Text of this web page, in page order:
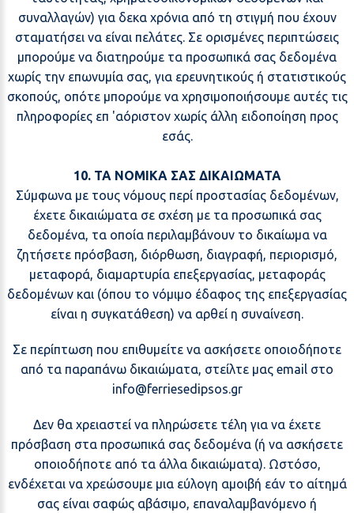
συναλλαγών) για δεκα χρόνια από τη στιγμή που έχουν
σταματήσει να είναι πελάτες. Σε ορισμένες περιπτώσεις
μπορούμε να διατηρούμε τα προσωπικά σας δεδομένα
χωρίς την επωνυμία σας, για ερευνητικούς ή στατιστικούς
σκοπούς, οπότε μπορούμε να χρησιμοποιήσουμε αυτές τις
πληροφορίες επ 'αόριστον χωρίς άλλη ειδοποίηση προς
εσάς.
10. ΤΑ ΝΟΜΙΚΑ ΣΑΣ ΔΙΚΑΙΩΜΑΤΑ
Σύμφωνα με τους νόμους περί προστασίας δεδομένων,
έχετε δικαιώματα σε σχέση με τα προσωπικά σας
δεδομένα, τα οποία περιλαμβάνουν το δικαίωμα να
ζητήσετε πρόσβαση, διόρθωση, διαγραφή, περιορισμό,
μεταφορά, διαμαρτυρία επεξεργασίας, μεταφοράς
δεδομένων και (όπου το νόμιμο έδαφος της επεξεργασίας
είναι η συγκατάθεση) να αρθεί η συναίνεση.
Σε περίπτωση που επιθυμείτε να ασκήσετε οποιοδήποτε
από τα παραπάνω δικαιώματα, στείλτε μας email στο
@
Δεν θα χρειαστεί να πληρώσετε τέλη για να έχετε
πρόσβαση στα προσωπικά σας δεδομένα (ή να ασκήσετε
οποιοδήποτε από τα άλλα δικαιώματα). Ωστόσο,
ενδέχεται να χρεώσουμε μια εύλογη αμοιβή εάν το αίτημά
σας είναι σαφώς αβάσιμο, επαναλαμβανόμενο ή